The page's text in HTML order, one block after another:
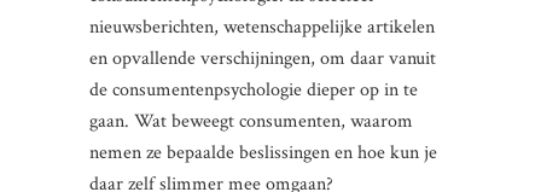
nieuwsberichten, wetenschappelijke artikelen
en opvallende verschijningen, om daar vanuit
de consumentenpsychologie dieper op in te
gaan. Wat beweegt consumenten, waarom
nemen ze bepaalde beslissingen en hoe kun je
daar zelf slimmer mee omgaan?